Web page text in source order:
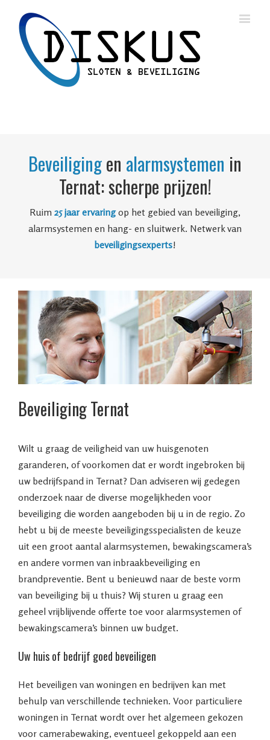
Beveiligingen alarmsystemen in
Ternat: scherpe prijzen!
Ruim 25 jaar ervaringop het gebied van beveiliging,
alarmsystemen en hang- en sluitwerk. Netwerk van
beveiligingsexperts!
Beveiliging Ternat
Wilt u graag de veiligheid van uw huisgenoten
garanderen, of voorkomen dat er wordt ingebroken bij
uw bedrijfspand in Ternat? Dan adviseren wij gedegen
onderzoek naar de diverse mogelijkheden voor
beveiliging die worden aangeboden bij u in de regio. Zo
hebt u bij de meeste beveiligingsspecialisten de keuze
uit een groot aantal alarmsystemen, bewakingscamera’s
en andere vormen van inbraakbeveiliging en
brandpreventie. Bent u benieuwd naar de beste vorm
van beveiliging bij u thuis? Wij sturen u graag een
geheel vrijblijvende offerte toe voor alarmsystemen of
bewakingscamera’s binnen uw budget.
Uw huis of bedrijf goed beveiligen
Het beveiligen van woningen en bedrijven kan met
behulp van verschillende technieken. Voor particuliere
woningen in Ternat wordt over het algemeen gekozen
voor camerabewaking, eventueel gekoppeld aan een